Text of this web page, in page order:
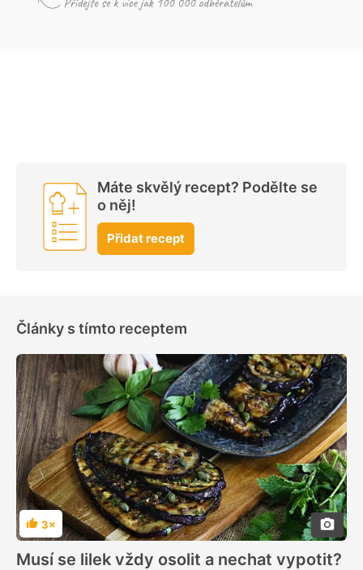
Máte skvělý recept? Podělte se
o něj!
Přidat recept
Články s tímto receptem
Hodnocení
3×
Musí se lilek vždy osolit a nechat vypotit?